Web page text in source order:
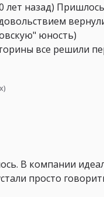
лет назад)
юность)
все решили
В компании
просто